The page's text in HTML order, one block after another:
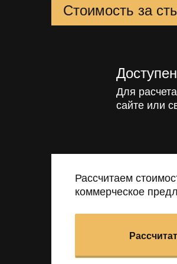
Стоимость за
Для
сайте или
Рассчитаем
коммерческое